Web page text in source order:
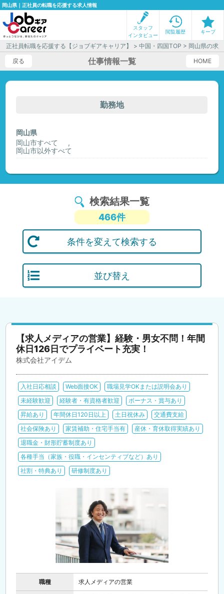
岡山県｜正社員の転職を応援する求人情報
スタッフ
インタビュー
閲覧履歴 キープ
正社員転職を応援する【ジョブギアキャリア】 >中国・四国TOP > 岡山県の求
戻る
HOME
仕事情報一覧
勤務地
岡山県
岡山市すべて
岡山市以外すべて
検索結果一覧
466件
条件を変えて検索する
並び替え
【求人メディアの営業】経験・男女不問！年間
休日126日でプライベート充実！
株式会社アイデム
入社日応相談 Web面接OK
職場見学OKまたは説明会あり
未経験歓迎
経験者・有資格者歓迎
ボーナス・賞与あり
昇給あり
年間休日120日以上 土日祝休み
交通費支給
社会保険あり
家賃補助・住宅手当有
産休・育休取得実績あり
退職金・財形貯蓄制度あり
各種手当（家族・役職・インセンティブなど）あり
社割・特典あり
研修制度あり
職種 求人メディアの営業